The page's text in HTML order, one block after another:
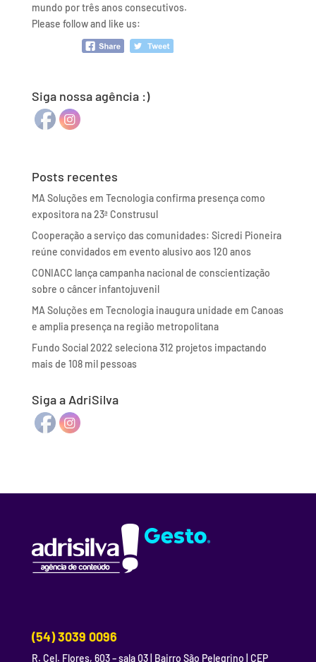
mundo por três anos consecutivos.
Please follow and like us:
Siga nossa agência :)
Posts recentes
MA Soluções em Tecnologia confirma presença como
expositora na 23ª Construsul
Cooperação a serviço das comunidades: Sicredi Pioneira
reúne convidados em evento alusivo aos 120 anos
CONIACC lança campanha nacional de conscientização
sobre o câncer infantojuvenil
MA Soluções em Tecnologia inaugura unidade em Canoas
e amplia presença na região metropolitana
Fundo Social 2022 seleciona 312 projetos impactando
mais de 108 mil pessoas
Siga a AdriSilva
(54) 3039 0096
R. Cel. Flores, 603 – sala 03 | Bairro São Pelegrino | CEP